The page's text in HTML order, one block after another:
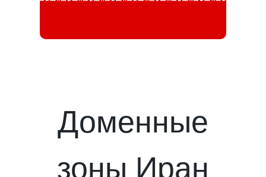
Доменные
зоны Иран